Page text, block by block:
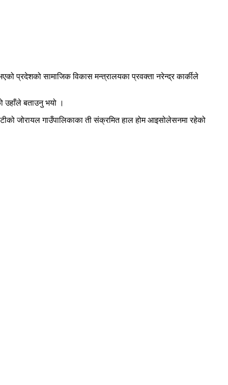
प्रदेशको सामाजिक विकास मन्त्रालयका प्रवक्ता नरेन्द्र कार्कीले
उहाँले बताउनु भयो ।
जोरायल गाउँपालिकाका ती संक्रमित हाल होम आइसोलेसनमा रहेको